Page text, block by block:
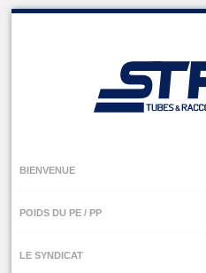
BIENVENUE
POIDS DU PE / PP
LE SYNDICAT